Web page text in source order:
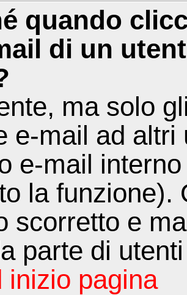
quando
di un
ma solo
e-mail ad
e-mail
la funzione).
scorretto e
parte di
inizio pagina